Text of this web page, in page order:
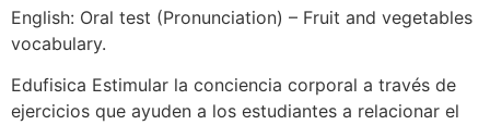
English: Oral test (Pronunciation) – Fruit and vegetables
vocabulary.
Edufisica Estimular la conciencia corporal a través de
ejercicios que ayuden a los estudiantes a relacionar el